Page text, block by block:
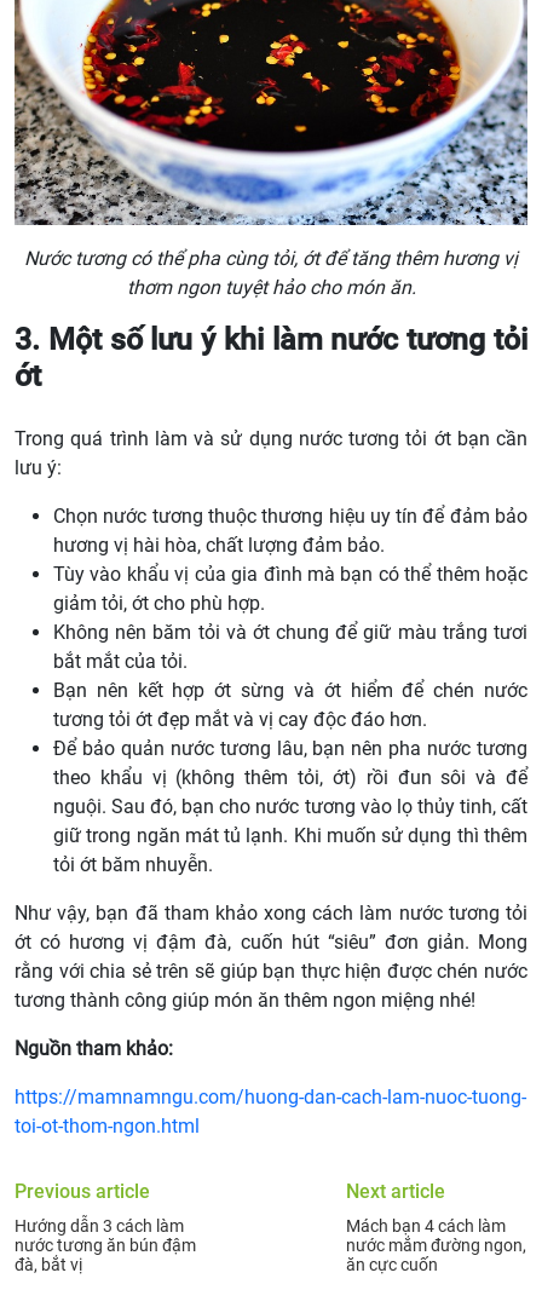
Nước tương có thể pha cùng tỏi, ớt để tăng thêm hương vị
thơm ngon tuyệt hảo cho món ăn.
3. Một số lưu ý khi làm nước tương tỏi
ớt
Trong quá trình làm và sử dụng nước tương tỏi ớt bạn cần
lưu ý:
Chọn nước tương thuộc thương hiệu uy tín để đảm bảo
hương vị hài hòa, chất lượng đảm bảo.
Tùy vào khẩu vị của gia đình mà bạn có thể thêm hoặc
giảm tỏi, ớt cho phù hợp.
Không nên băm tỏi và ớt chung để giữ màu trắng tươi
bắt mắt của tỏi.
Bạn nên kết hợp ớt sừng và ớt hiểm để chén nước
tương tỏi ớt đẹp mắt và vị cay độc đáo hơn.
Để bảo quản nước tương lâu, bạn nên pha nước tương
theo khẩu vị (không thêm tỏi, ớt) rồi đun sôi và để
nguội. Sau đó, bạn cho nước tương vào lọ thủy tinh, cất
giữ trong ngăn mát tủ lạnh. Khi muốn sử dụng thì thêm
tỏi ớt băm nhuyễn.
Như vậy, bạn đã tham khảo xong cách làm nước tương tỏi
ớt có hương vị đậm đà, cuốn hút “siêu” đơn giản. Mong
rằng với chia sẻ trên sẽ giúp bạn thực hiện được chén nước
tương thành công giúp món ăn thêm ngon miệng nhé!
Nguồn tham khảo:
https://mamnamngu.com/huong-dan-cach-lam-nuoc-tuong-
toi-ot-thom-ngon.html
Previous article
Hướng dẫn 3 cách làm
nước tương ăn bún đậm
đà, bắt vị
Next article
Mách bạn 4 cách làm
nước mắm đường ngon,
ăn cực cuốn